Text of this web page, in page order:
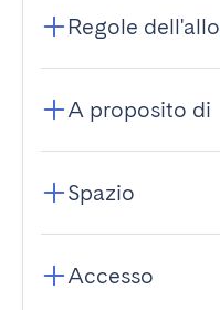
Regole
A proposito di
Spazio
Accesso